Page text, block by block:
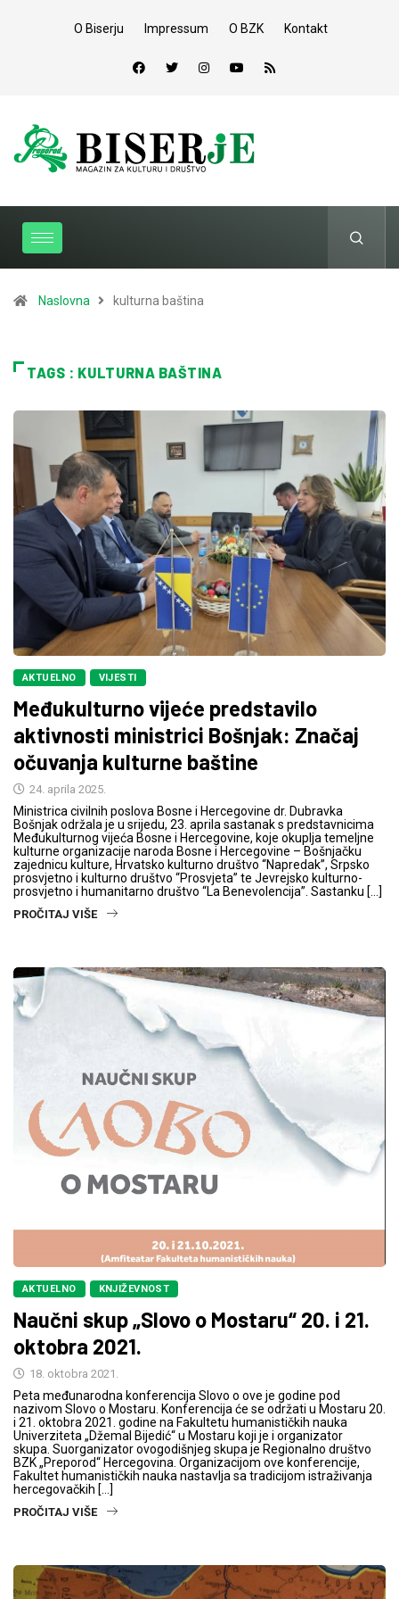
O Biserju Impressum O BZK Kontakt
Naslovna kulturna baština
TAGS : KULTURNA BAŠTINA
AKTUELNO VIJESTI
Međukulturno vijeće predstavilo
aktivnosti ministrici Bošnjak: Značaj
očuvanja kulturne baštine
24. aprila 2025.
Ministrica civilnih poslova Bosne i Hercegovine dr. Dubravka
Bošnjak održala je u srijedu, 23. aprila sastanak s predstavnicima
Međukulturnog vijeća Bosne i Hercegovine, koje okuplja temeljne
kulturne organizacije naroda Bosne i Hercegovine – Bošnjačku
zajednicu kulture, Hrvatsko kulturno društvo “Napredak”, Srpsko
prosvjetno i kulturno društvo “Prosvjeta” te Jevrejsko kulturno-
prosvjetno i humanitarno društvo “La Benevolencija”. Sastanku […]
PROČITAJ VIŠE
AKTUELNO KNJIŽEVNOST
Naučni skup „Slovo o Mostaru“ 20. i 21.
oktobra 2021.
18. oktobra 2021.
Peta međunarodna konferencija Slovo o ove je godine pod
nazivom Slovo o Mostaru. Konferencija će se održati u Mostaru 20.
i 21. oktobra 2021. godine na Fakultetu humanističkih nauka
Univerziteta „Džemal Bijedić“ u Mostaru koji je i organizator
skupa. Suorganizator ovogodišnjeg skupa je Regionalno društvo
BZK „Preporod“ Hercegovina. Organizacijom ove konferencije,
Fakultet humanističkih nauka nastavlja sa tradicijom istraživanja
hercegovačkih […]
PROČITAJ VIŠE